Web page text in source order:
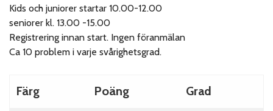
Kids och juniorer startar 10.00-12.00
seniorer kl. 13.00 -15.00
Registrering innan start. Ingen föranmälan
Ca 10 problem i varje svårighetsgrad.
Färg Poäng Grad